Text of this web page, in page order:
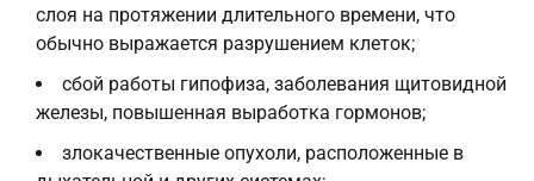
слоя на протяжении длительного времени, что
обычно выражается разрушением клеток;
сбой работы гипофиза, заболевания щитовидной
железы, повышенная выработка гормонов;
злокачественные опухоли, расположенные в